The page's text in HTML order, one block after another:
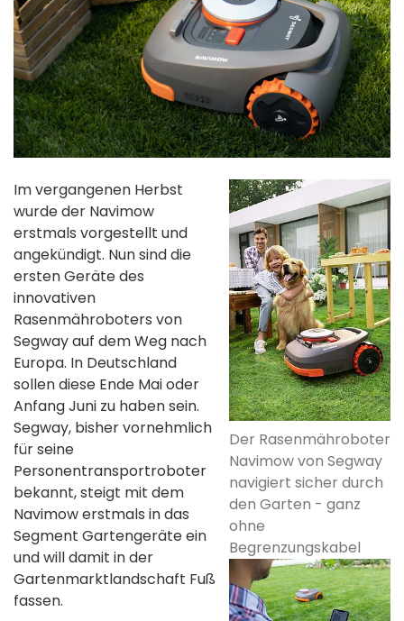
Der Rasenmähroboter
Navimow von Segway
navigiert sicher durch
den Garten - ganz
ohne
Begrenzungskabel
Im vergangenen Herbst
wurde der Navimow
erstmals vorgestellt und
angekündigt. Nun sind die
ersten Geräte des
innovativen
Rasenmähroboters von
Segway auf dem Weg nach
Europa. In Deutschland
sollen diese Ende Mai oder
Anfang Juni zu haben sein.
Segway, bisher vornehmlich
für seine
Personentransportroboter
bekannt, steigt mit dem
Navimow erstmals in das
Segment Gartengeräte ein
und will damit in der
Gartenmarktlandschaft Fuß
fassen.